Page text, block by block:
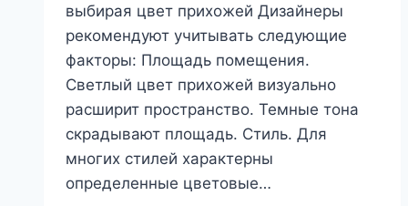
выбирая цвет прихожей Дизайнеры
рекомендуют учитывать следующие
факторы: Площадь помещения.
Светлый цвет прихожей визуально
расширит пространство. Темные тона
скрадывают площадь. Стиль. Для
многих стилей характерны
определенные цветовые…